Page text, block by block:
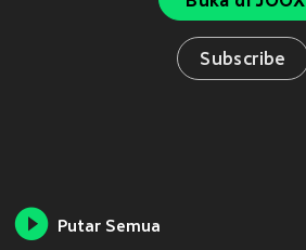
Subscribe
Putar Semua